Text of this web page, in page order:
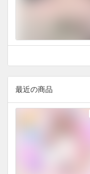
最近の商品